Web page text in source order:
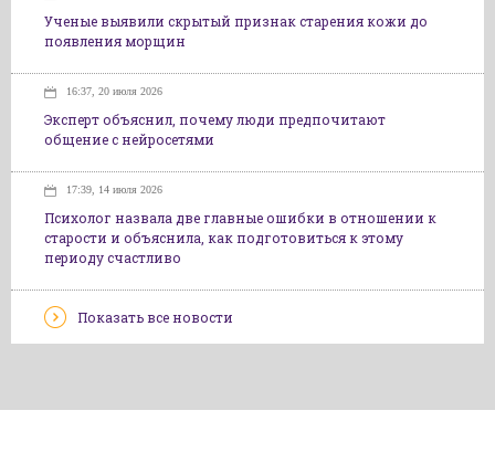
Ученые выявили скрытый признак старения кожи до
появления морщин
16:37, 20 июля 2026
Эксперт объяснил, почему люди предпочитают
общение с нейросетями
17:39, 14 июля 2026
Психолог назвала две главные ошибки в отношении к
старости и объяснила, как подготовиться к этому
периоду счастливо
Показать все новости